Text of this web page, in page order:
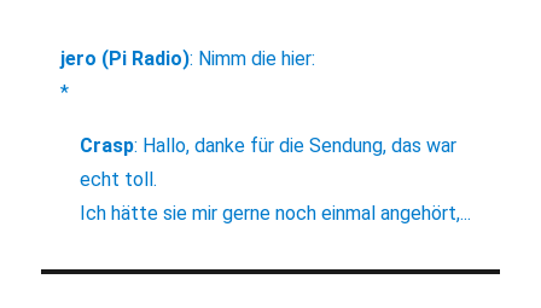
jero (Pi Radio): Nimm die hier:
*
Crasp: Hallo, danke für die Sendung, das war
echt toll.
Ich hätte sie mir gerne noch einmal angehört,...